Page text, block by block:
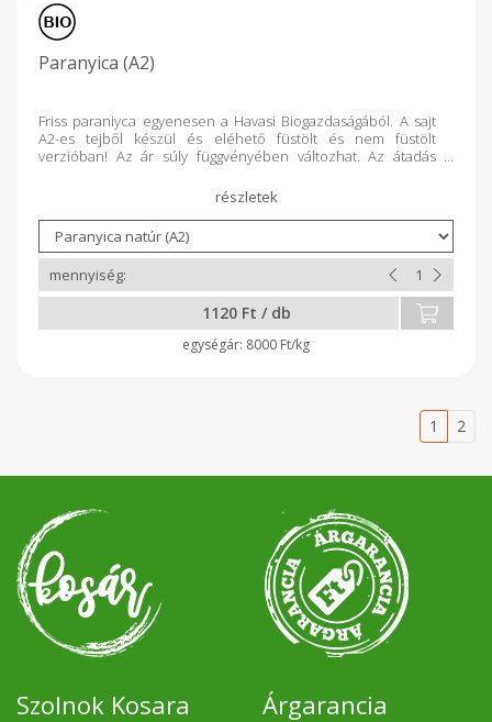
Paranyica (A2)
Friss paraniyca egyenesen a Havasi Biogazdaságából. A sajt
A2-es tejből készül és eléhető füstölt és nem füstölt
verzióban! Az ár súly függvényében változhat. Az átadás
1120 Ft / db
8000 Ft/kg
1 2
Szolnok Kosara Árgarancia